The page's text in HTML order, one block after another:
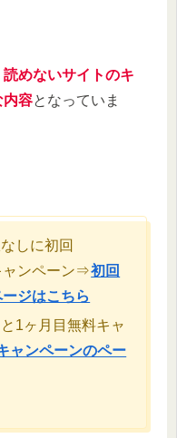
読めないサイトのキ
内容となっていま
しに初回
ャンペーン⇒初回
ジはこちら
1ヶ月目無料キャ
ャンペーンのペー